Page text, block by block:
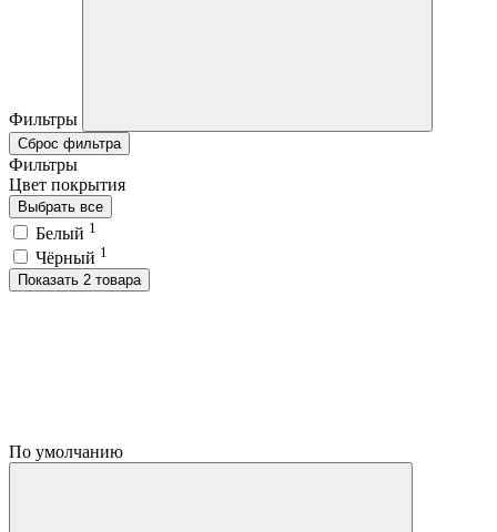
Фильтры
Сброс фильтра
Фильтры
Цвет покрытия
Выбрать все
Белый 1
Чёрный 1
Показать 2 товара
По умолчанию